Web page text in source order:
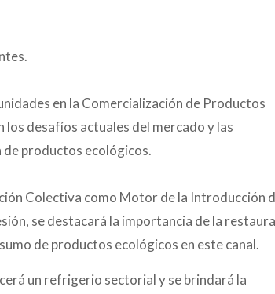
en la Comercialización de Productos
desafíos actuales del mercado y las
productos ecológicos.
Colectiva como Motor de la Introducción
se destacará la importancia de la
de productos ecológicos en este canal.
un refrigerio sectorial y se brindará la